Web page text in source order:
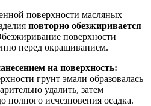
поверхности масляных
повторно обезжиривается
поверхности
перед окрашиванием.
на поверхность:
грунт эмали образовалась
удалить, затем
полного исчезновения осадка.